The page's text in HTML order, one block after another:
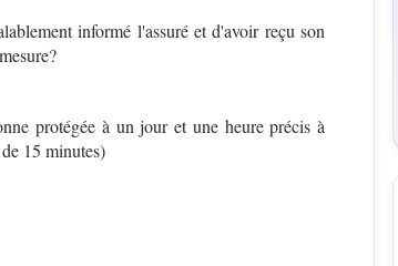
informé l'assuré et d'avoir reçu son
protégée à un jour et une heure précis à
15 minutes)